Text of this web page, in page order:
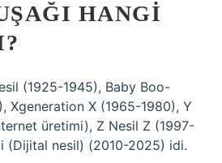
HANGI
(1925-1945), Baby Boo-
Xgeneration X (1965-1980), Y
üretimi), Z Nesil Z (1997-
(Dijital nesil) (2010-2025) idi.